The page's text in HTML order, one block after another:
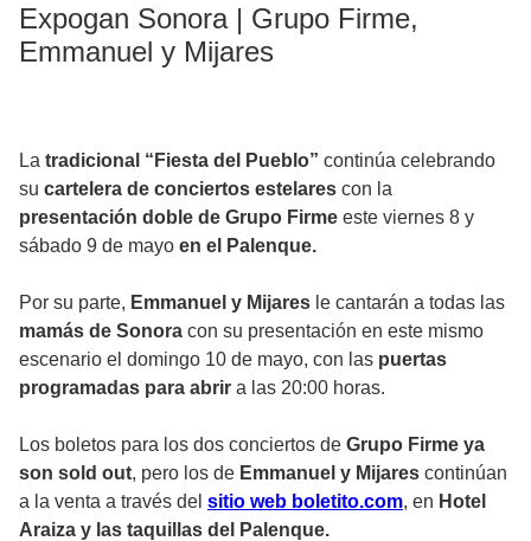
Expogan Sonora | Grupo Firme,
Emmanuel y Mijares
La tradicional “Fiesta del Pueblo” continúa celebrando
su cartelera de conciertos estelares con la
presentación doble de Grupo Firme este viernes 8 y
sábado 9 de mayo en el Palenque.
Por su parte, Emmanuel y Mijares le cantarán a todas las
mamás de Sonora con su presentación en este mismo
escenario el domingo 10 de mayo, con las puertas
programadas para abrir a las 20:00 horas.
Los boletos para los dos conciertos de Grupo Firme ya
son sold out, pero los de Emmanuel y Mijares continúan
a la venta a través del sitio web boletito.com, en Hotel
Araiza y las taquillas del Palenque.